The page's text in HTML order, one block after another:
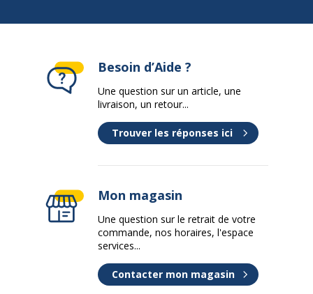
Besoin d’Aide ?
Une question sur un article, une
livraison, un retour...
Trouver les réponses ici
Mon magasin
Une question sur le retrait de votre
commande, nos horaires, l'espace
services...
Contacter mon magasin